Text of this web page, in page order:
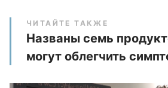
ЧИТАЙТЕ ТАКЖЕ
Названы семь
могут облегчить